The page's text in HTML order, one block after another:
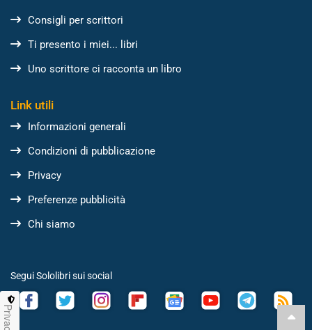
Consigli per scrittori
Ti presento i miei... libri
Uno scrittore ci racconta un libro
Link utili
Informazioni generali
Condizioni di pubblicazione
Privacy
Preferenze pubblicità
Chi siamo
Segui Sololibri sui social
Privacy